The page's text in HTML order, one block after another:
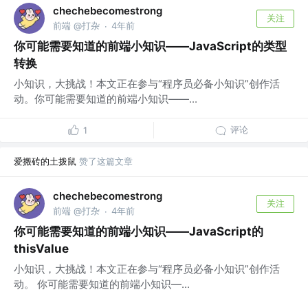
chechebecomestrong
前端 @打杂 · 4年前
关注
你可能需要知道的前端小知识——JavaScript的类型
转换
小知识，大挑战！本文正在参与“程序员必备小知识”创作活
动。你可能需要知道的前端小知识——...
1 评论
爱搬砖的土拨鼠 赞了这篇文章
chechebecomestrong
前端 @打杂 · 4年前
关注
你可能需要知道的前端小知识——JavaScript的
thisValue
小知识，大挑战！本文正在参与“程序员必备小知识”创作活
动。 你可能需要知道的前端小知识—...